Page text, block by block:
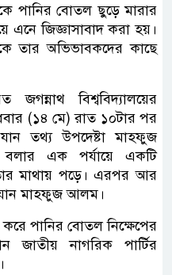
পানির বোতল ছুড়ে মারার
এনে জিজ্ঞাসাবাদ করা হয়।
তার অভিভাবকদের কাছে
বিশ্ববিদ্যালয়ের
(১৪ মে) রাত ১০টার পর
তথ্য উপদেষ্টা মাহফুজ
এক পর্যায়ে একটি
মাথায় পড়ে। এরপর আর
যান মাহফুজ আলম।
পানির বোতল নিক্ষেপের
জাতীয় নাগরিক পার্টির